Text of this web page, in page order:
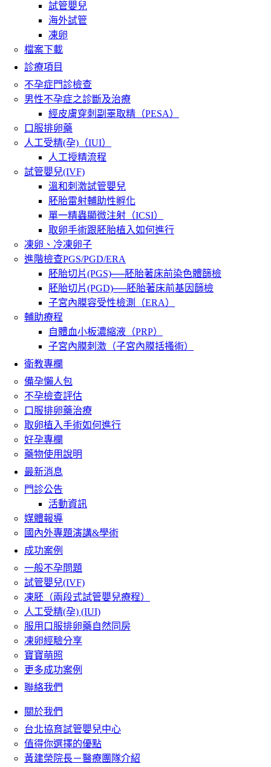
試管嬰兒
海外試管
凍卵
檔案下載
診療項目
不孕症門診檢查
男性不孕症之診斷及治療
經皮膚穿刺副睪取精（PESA）
口服排卵藥
人工受精(孕)（IUI）
人工授精流程
試管嬰兒(IVF)
溫和刺激試管嬰兒
胚胎雷射輔助性孵化
單一精蟲顯微注射（ICSI）
取卵手術跟胚胎植入如何進行
凍卵、冷凍卵子
進階檢查PGS/PGD/ERA
胚胎切片(PGS)──胚胎著床前染色體篩檢
胚胎切片(PGD)──胚胎著床前基因篩檢
子宮內膜容受性檢測（ERA）
輔助療程
自體血小板濃縮液（PRP）
子宮內膜刺激（子宮內膜括搔術）
衛教專欄
備孕懶人包
不孕檢查評估
口服排卵藥治療
取卵植入手術如何進行
好孕專欄
藥物使用說明
最新消息
門診公告
活動資訊
媒體報導
國內外專題演講&學術
成功案例
一般不孕問題
試管嬰兒(IVF)
凍胚（兩段式試管嬰兒療程）
人工受精(孕) (IUI)
服用口服排卵藥自然同房
凍卵經驗分享
寶寶萌照
更多成功案例
聯絡我們
關於我們
台北協育試管嬰兒中心
值得你選擇的優點
黃建榮院長－醫療團隊介紹